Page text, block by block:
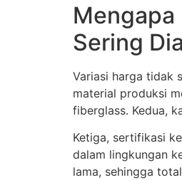
Sering
Variasi harga tidak
material produksi
fiberglass. Kedua,
Ketiga, sertifikasi
dalam lingkungan
lama, sehingga